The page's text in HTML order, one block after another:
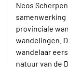
Neos
samenwerking
provinciale
wandelingen.
wandelaar
natuur van de